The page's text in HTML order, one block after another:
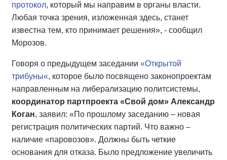
протокол, который мы направим в органы власти.
Любая точка зрения, изложенная здесь, станет
известна тем, кто принимает решения», - сообщил
Морозов.
Говоря о предыдущем заседании «Открытой
трибуны«, которое было посвящено законопроектам
направленным на либерализацию политсистемы,
координатор партпроекта «Свой дом» Александр
Коган, заявил: «По прошлому заседанию – новая
регистрация политических партий. Что важно –
наличие «паровозов». Должны быть четкие
основания для отказа. Было предложение увеличить